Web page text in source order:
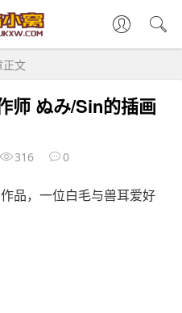
正文
师 ぬみ/Sin的插画
316 0
品，一位白毛与兽耳爱好